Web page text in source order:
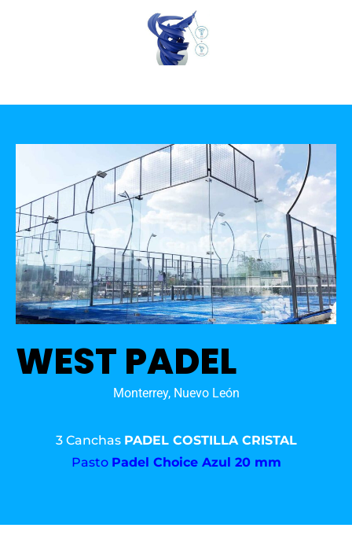
WEST PADEL
Monterrey, Nuevo León
3 Canchas PADEL COSTILLA CRISTAL
Pasto Padel Choice Azul 20 mm